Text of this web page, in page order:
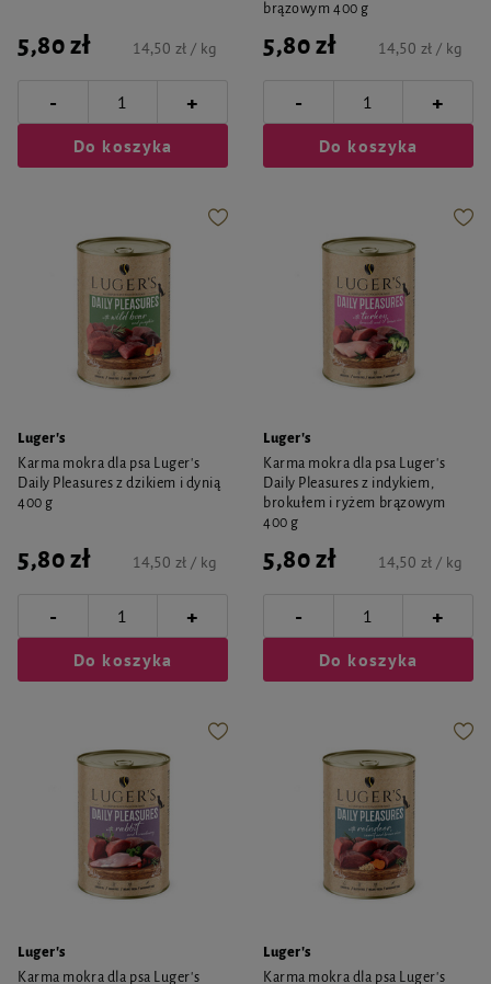
5,80 zł 14,50 zł / kg
- +
Do koszyka
brązowym 400 g
5,80 zł 14,50 zł / kg
- +
Do koszyka
Luger's
Karma mokra dla psa Luger's
Daily Pleasures z dzikiem i dynią
400 g
5,80 zł 14,50 zł / kg
- +
Do koszyka
Luger's
Karma mokra dla psa Luger's
Daily Pleasures z indykiem,
brokułem i ryżem brązowym
400 g
5,80 zł 14,50 zł / kg
- +
Do koszyka
Luger's
Karma mokra dla psa Luger's
Luger's
Karma mokra dla psa Luger's